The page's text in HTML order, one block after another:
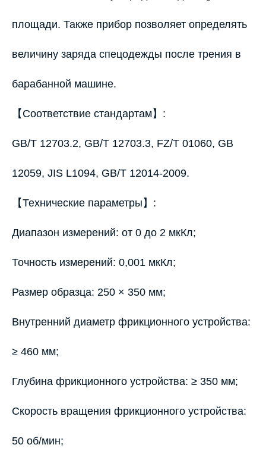
площади. Также прибор позволяет определять
величину заряда спецодежды после трения в
барабанной машине.
【Соответствие стандартам】:
GB/T 12703.2, GB/T 12703.3, FZ/T 01060, GB
12059, JIS L1094, GB/T 12014-2009.
【Технические параметры】:
Диапазон измерений: от 0 до 2 мкКл;
Точность измерений: 0,001 мкКл;
Размер образца: 250 × 350 мм;
Внутренний диаметр фрикционного устройства:
≥ 460 мм;
Глубина фрикционного устройства: ≥ 350 мм;
Скорость вращения фрикционного устройства:
50 об/мин;